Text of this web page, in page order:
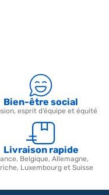
Bien-être social
esprit d’équipe et équité
Livraison rapide
Belgique, Allemagne,
Luxembourg et Suisse